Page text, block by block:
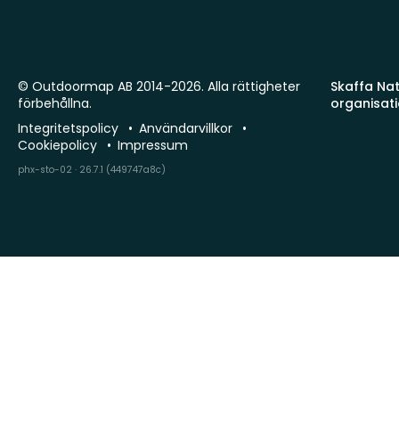
Skaffa
© Outdoormap AB 2014-2026. Alla rättigheter
förbehållna.
Integritetspolicy
Användarvillkor
Cookiepolicy
Impressum
phx-sto-02 · 26.7.1 (449747a8c)